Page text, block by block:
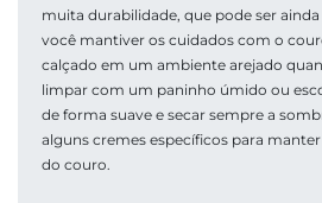
muita durabilidade, que pode ser
você mantiver os cuidados com o
calçado em um ambiente arejado
limpar com um paninho úmido ou
de forma suave e secar sempre a
alguns cremes específicos para
do couro.